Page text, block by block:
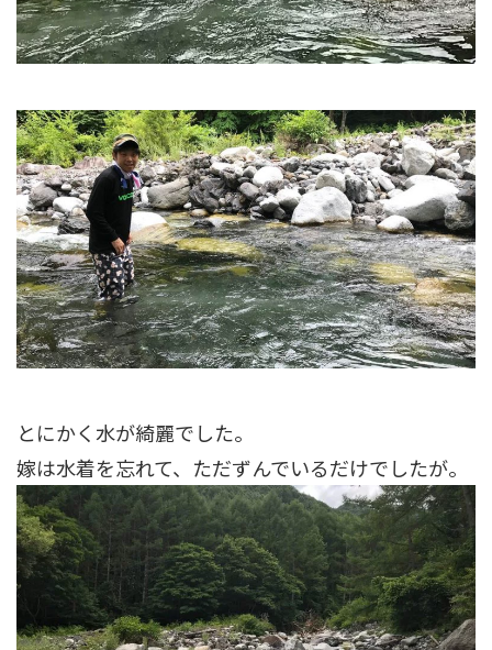
とにかく水が綺麗でした。
嫁は水着を忘れて、ただずんでいるだけでしたが。